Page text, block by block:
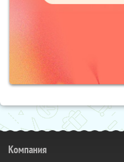
Компания